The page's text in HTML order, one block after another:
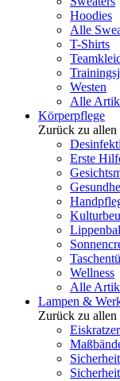
Hoodies
Alle
T-Shirts
Westen
Alle
Körperpflege
Zurück zu allen
Erste
Wellness
Alle
Lampen &
Zurück zu allen
Eiskratzer